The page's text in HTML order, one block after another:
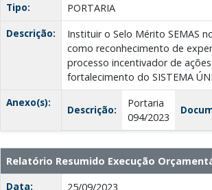
Tipo:
PORTARIA
Descrição:
Instituir o Selo Mérito SEMAS
como reconhecimento de
processo incentivador de
fortalecimento do SISTEMA
Anexo(s):
Descrição:
Portaria
094/2023
Relatório Resumido Execução
Data:
25/09/2023